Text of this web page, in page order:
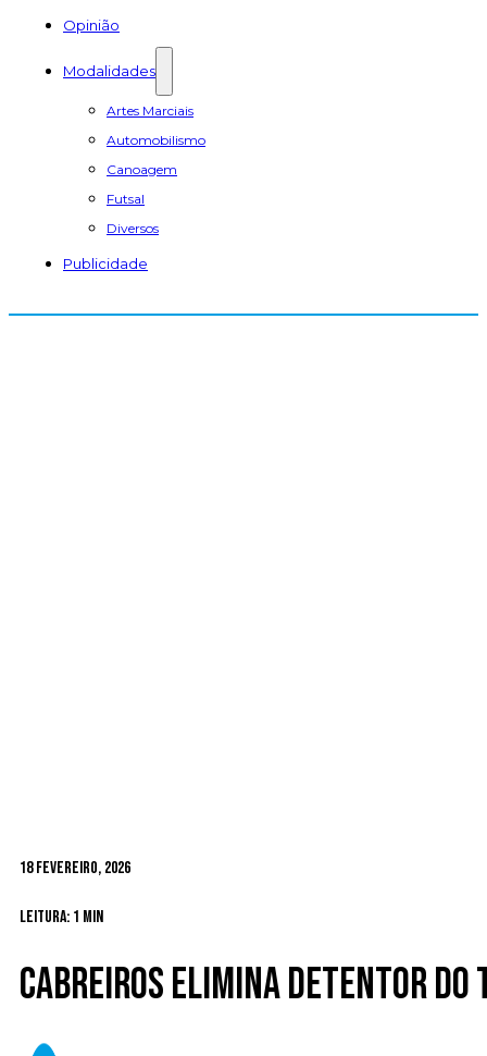
Opinião
Modalidades
Artes Marciais
Automobilismo
Canoagem
Futsal
Diversos
Publicidade
18 Fevereiro, 2026
Leitura: 1 min
Cabreiros elimina detentor